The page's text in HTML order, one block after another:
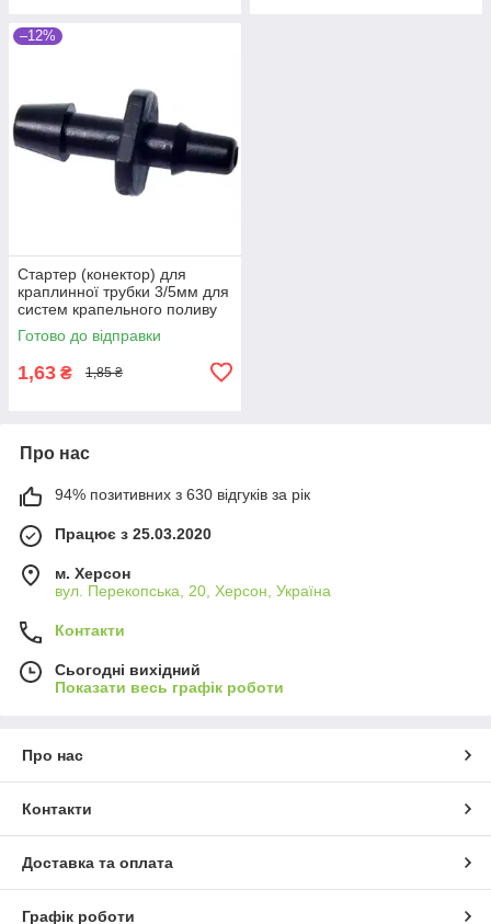
–12%
Стартер (конектор) для
краплинної трубки 3/5мм для
систем крапельного поливу
та мікрозрошення рослин
Готово до відправки
1,63 ₴ 1,85 ₴
Про нас
94% позитивних з 630 відгуків за рік
Працює з 25.03.2020
м. Херсон
вул. Перекопська, 20, Херсон, Україна
Контакти
Сьогодні вихідний
Показати весь графік роботи
Про нас
Контакти
Доставка та оплата
Графік роботи